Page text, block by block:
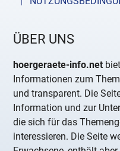
ÜBER UNS
hoergeraete-info.net
Informationen zum
und transparent. Die
Information und zur
die sich für das
interessieren. Die Seite